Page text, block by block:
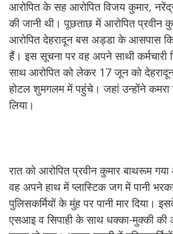
आरोपित के सह आरोपित विजय कुमार,
की जानी थी। पूछताछ में आरोपित प्रवीन
आरोपित देहरादून बस अड्डा के आसपास
हैं। इस सूचना पर वह अपने साथी कर्मचारी
साथ आरोपित को लेकर 17 जून को
होटल शुमगलम में पहुंचे। जहां उन्होंने कमरा
लिया।
रात को आरोपित प्रवीन कुमार बाथरूम
वह अपने हाथ में प्लास्टिक जग में पानी
पुलिसकर्मियों के मुंह पर पानी मार दिया।
एसआइ व सिपाही के साथ धक्का-मुक्की की